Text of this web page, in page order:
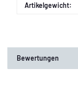
Artikelgewicht:
Bewertungen